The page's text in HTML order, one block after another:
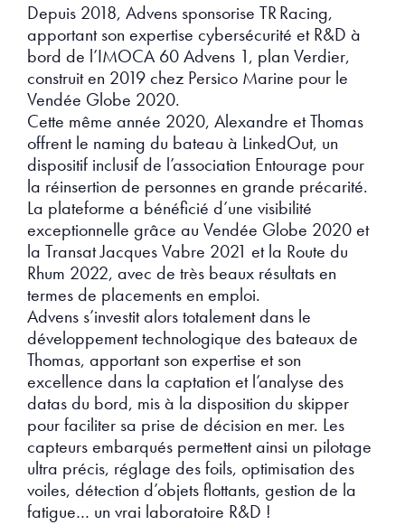
Depuis 2018, Advens sponsorise TR Racing,
apportant son expertise cybersécurité et R&D à
bord de l’IMOCA 60 Advens 1, plan Verdier,
construit en 2019 chez Persico Marine pour le
Vendée Globe 2020.
Cette même année 2020, Alexandre et Thomas
offrent le naming du bateau à LinkedOut, un
dispositif inclusif de l’association Entourage pour
la réinsertion de personnes en grande précarité.
La plateforme a bénéficié d’une visibilité
exceptionnelle grâce au Vendée Globe 2020 et
la Transat Jacques Vabre 2021 et la Route du
Rhum 2022, avec de très beaux résultats en
termes de placements en emploi.
Advens s’investit alors totalement dans le
développement technologique des bateaux de
Thomas, apportant son expertise et son
excellence dans la captation et l’analyse des
datas du bord, mis à la disposition du skipper
pour faciliter sa prise de décision en mer. Les
capteurs embarqués permettent ainsi un pilotage
ultra précis, réglage des foils, optimisation des
voiles, détection d’objets flottants, gestion de la
fatigue… un vrai laboratoire R&D !